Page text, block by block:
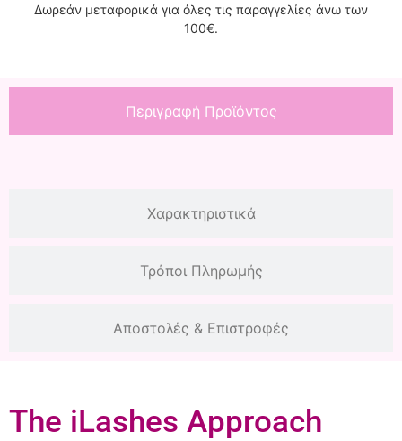
Δωρεάν μεταφορικά για όλες τις παραγγελίες άνω των
100€.
Περιγραφή Προϊόντος
Χαρακτηριστικά
Τρόποι Πληρωμής
Αποστολές & Επιστροφές
The iLashes Approach